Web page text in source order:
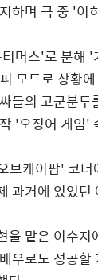
하며 극 중 '이
머스'로 분해 '
모드로 상황
들의 고군분투
'오징어 게임'
브케이팝' 코너
과거에 있었
을 맡은 이수지
우로도 성공할